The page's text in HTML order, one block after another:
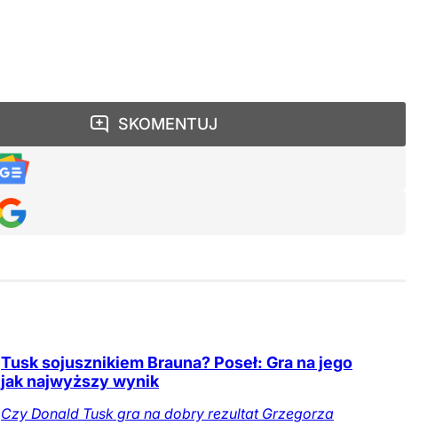
SKOMENTUJ
Tusk sojusznikiem Brauna? Poseł: Gra na jego
jak najwyższy wynik
Czy Donald Tusk gra na dobry rezultat Grzegorza